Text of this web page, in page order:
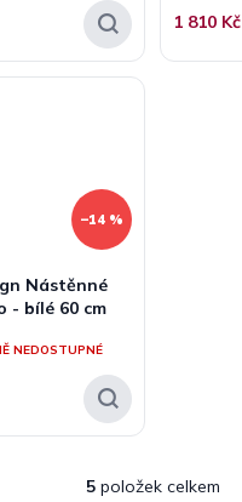
1 810 Kč
–14 %
Nástěnné
- bílé 60 cm
NEDOSTUPNÉ
O
5položek celkem